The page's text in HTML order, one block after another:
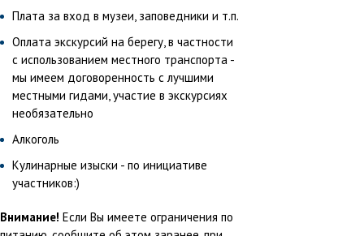
Плата за вход в музеи, заповедники и т.п.
Оплата экскурсий на берегу, в частности
с использованием местного транспорта -
мы имеем договоренность с лучшими
местными гидами, участие в экскурсиях
необязательно
Алкоголь
Кулинарные изыски - по инициативе
участников:)
Внимание! Если Вы имеете ограничения по